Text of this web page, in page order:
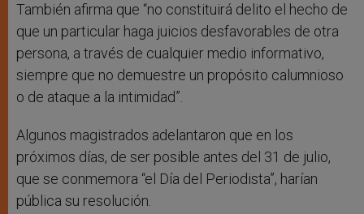
También afirma que “no constituirá delito el hecho de
que un particular haga juicios desfavorables de otra
persona, a través de cualquier medio informativo,
siempre que no demuestre un propósito calumnioso
o de ataque a la intimidad”.
Algunos magistrados adelantaron que en los
próximos días, de ser posible antes del 31 de julio,
que se conmemora “el Día del Periodista”, harían
pública su resolución.